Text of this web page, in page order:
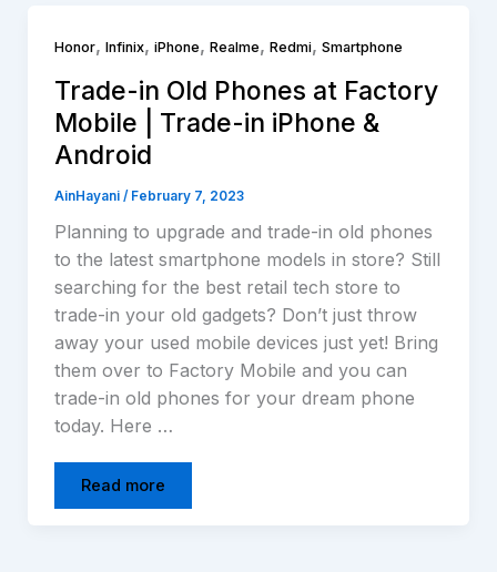
Honor, Infinix, iPhone, Realme, Redmi, Smartphone
Trade-in Old Phones at Factory
Mobile | Trade-in iPhone &
Android
AinHayani / February 7, 2023
Planning to upgrade and trade-in old phones
to the latest smartphone models in store? Still
searching for the best retail tech store to
trade-in your old gadgets? Don’t just throw
away your used mobile devices just yet! Bring
them over to Factory Mobile and you can
trade-in old phones for your dream phone
today. Here …
Read more